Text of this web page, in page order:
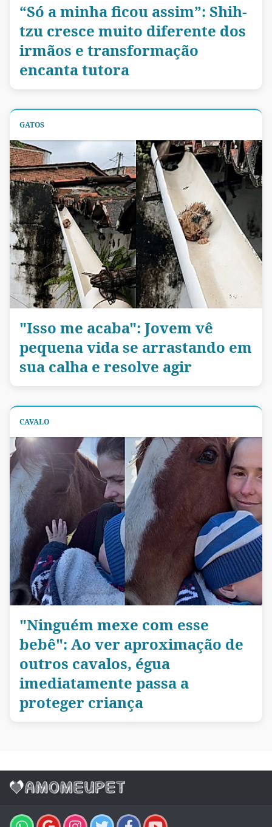
“Só a minha ficou assim”: Shih-
tzu cresce muito diferente dos
irmãos e transformação
encanta tutora
GATOS
"Isso me acaba": Jovem vê
pequena vida se arrastando em
sua calha e resolve agir
CAVALO
"Ninguém mexe com esse
bebê": Ao ver aproximação de
outros cavalos, égua
imediatamente passa a
proteger criança